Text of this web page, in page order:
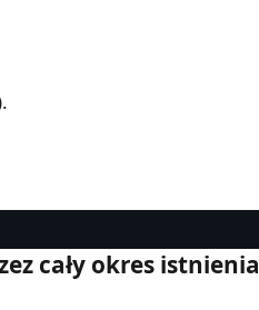
cały okres istnienia